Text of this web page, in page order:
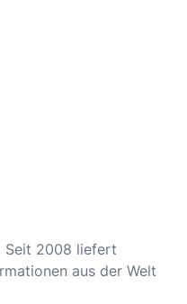
Seit 2008 liefert
aus der Welt